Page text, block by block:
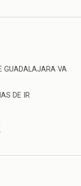
GUADALAJARA VA
DE IR